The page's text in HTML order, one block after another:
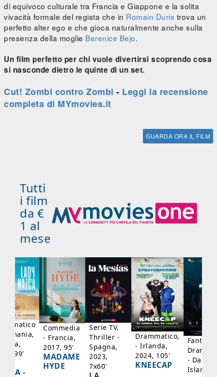
di equivoco culturale tra Francia e Giappone e la solita
vivacità formale del regista che in Romain Duris trova un
perfetto alter ego e che gioca naturalmente anche sulla
presenza della moglie Berenice Bejo.
Un film perfetto per chi vuole divertirsi scoprendo cosa
si nasconde dietro le quinte di un set.
Cut! Zombi contro Zombi - Leggi la recensione
completa di MYmovies.it
GUARDA ORA IL FILM
Tutti
i film
da €
1 al
mese
99'
-
Commedia
- Francia,
2017, 95'
MADAME
HYDE
Serie TV,
Thriller -
Spagna,
2023,
7x60'
Drammatico,
- Irlanda,
2024, 105'
KNEECAP
-
Islanda,